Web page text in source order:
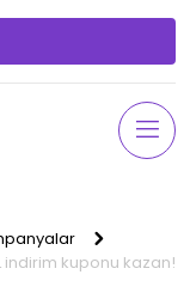
indirim kuponu kazan!